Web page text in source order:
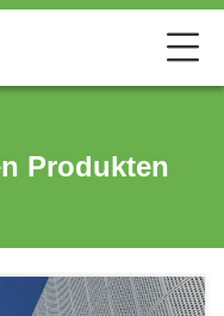
Produkten